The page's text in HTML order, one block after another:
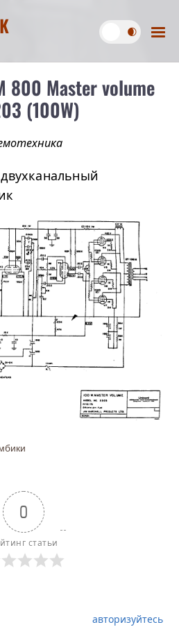
800 Master volume
(100W)
0
статьи
авторизуйтесь